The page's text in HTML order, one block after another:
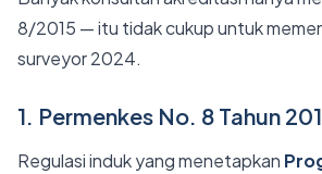
8/2015 — itu tidak cukup untuk
surveyor 2024.
1. Permenkes No. 8 Tahun
Regulasi induk yang menetapkan